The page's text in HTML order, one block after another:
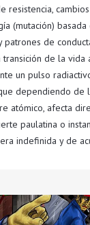
resistencia,
(mutación) basada
patrones de
transición de la vida
un pulso
dependiendo de
atómico, afecta
paulatina o
indefinida y de